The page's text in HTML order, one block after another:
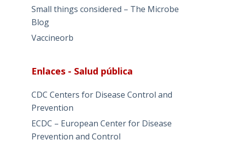
Small things considered – The Microbe
Blog
Vaccineorb
Enlaces - Salud pública
CDC Centers for Disease Control and
Prevention
ECDC – European Center for Disease
Prevention and Control